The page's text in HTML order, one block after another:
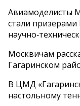
Авиамоделисты
стали призерами
Москвичам
Гагаринском
В ЦМД
настольному